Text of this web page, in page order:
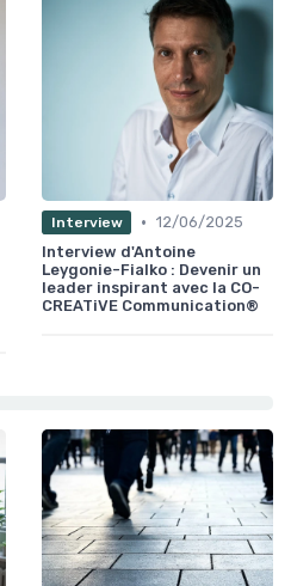
Interview • 12/06/2025
Interview d'Antoine
Leygonie-Fialko : Devenir un
leader inspirant avec la CO-
CREATiVE Communication®